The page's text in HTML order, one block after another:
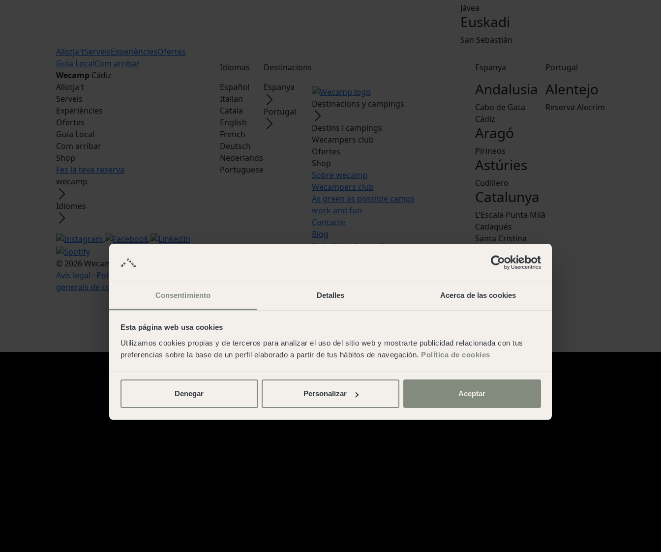
Consentimiento Detalles Acerca de las cookies
Esta página web usa cookies
Utilizamos cookies propias y de terceros para analizar el uso del sitio web y mostrarte publicidad relacionada con tus
preferencias sobre la base de un perfil elaborado a partir de tus hábitos de navegación. Política de cookies
Denegar Personalizar Aceptar
Jávea
Euskadi
San Sebastián
Allotja'tServeisExperiènciesOfertes
Guia LocalCom arribar
Wecamp Cádiz
Allotja't
Serveis
Experiències
Ofertes
Guia Local
Com arribar
Shop
Fes la teva reserva
wecamp
Idiomes
© 2026 Wecamp –Condicions d'ús web
Avís legal · Política de cookies
generals de contratació
Idiomas
Español
Italian
Catala
English
French
Deutsch
Nederlands
Portuguese
Destinacions
Espanya
Portugal
Destinacions y campings
Destins i campings
Wecampers club
Ofertes
Shop
Sobre wecamp
Wecampers club
As green as possible camps
work and fun
Contacte
Blog
Treballa amb nosaltres
generals de contratació
Espanya
Andalusia
Cabo de Gata
Cádiz
Aragó
Pirineos
Astúries
Cudillero
Catalunya
L'Escala Punta Milà
Cadaqués
Santa Cristina
Pedraforca
Comunitat
Valenciana
Jávea
San Sebastián
Portugal
Alentejo
Reserva Alecrim